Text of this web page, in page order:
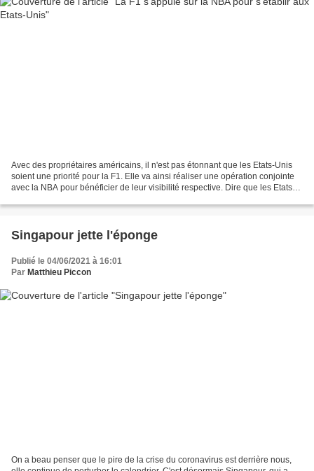
Avec des propriétaires américains, il n'est pas étonnant que les Etats-Unis
soient une priorité pour la F1. Elle va ainsi réaliser une opération conjointe
avec la NBA pour bénéficier de leur visibilité respective. Dire que les Etats-
Singapour jette l'éponge
Publié le 04/06/2021 à 16:01
Par Matthieu Piccon
On a beau penser que le pire de la crise du coronavirus est derrière nous,